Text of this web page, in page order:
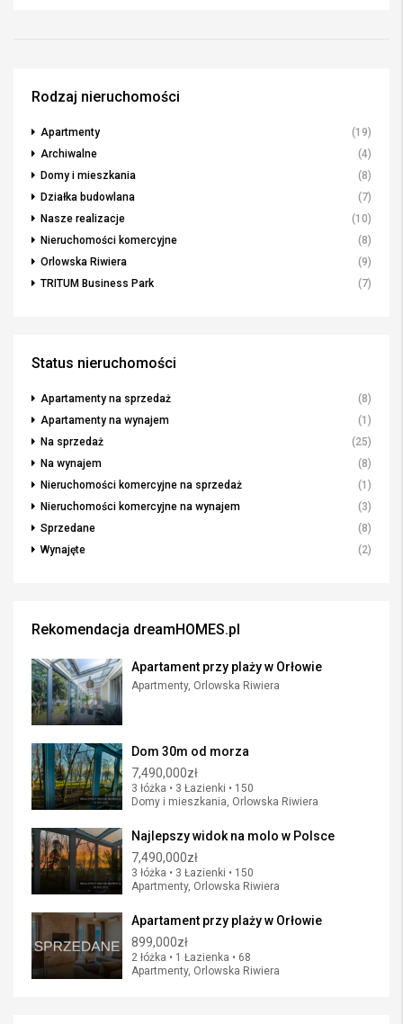
Rodzaj nieruchomości
Apartmenty
(19)
Archiwalne
(4)
Domy i mieszkania
(8)
Działka budowlana
(7)
Nasze realizacje
(10)
Nieruchomości komercyjne
(8)
Orlowska Riwiera
(9)
TRITUM Business Park
(7)
Status nieruchomości
Apartamenty na sprzedaż
(8)
Apartamenty na wynajem
(1)
Na sprzedaż
(25)
Na wynajem
(8)
Nieruchomości komercyjne na sprzedaż
(1)
Nieruchomości komercyjne na wynajem
(3)
Sprzedane
(8)
Wynajęte
(2)
Rekomendacja dreamHOMES.pl
Apartament przy plaży w Orłowie
Apartmenty, Orlowska Riwiera
Dom 30m od morza
7,490,000zł
3 łóżka • 3 Łazienki • 150
Domy i mieszkania, Orlowska Riwiera
Najlepszy widok na molo w Polsce
7,490,000zł
3 łóżka • 3 Łazienki • 150
Apartmenty, Orlowska Riwiera
Apartament przy plaży w Orłowie
899,000zł
2 łóżka • 1 Łazienka • 68
Apartmenty, Orlowska Riwiera